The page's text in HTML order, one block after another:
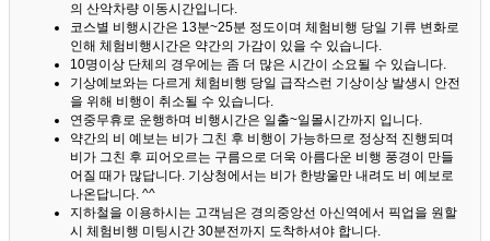
의 산악차량 이동시간입니다.
코스별 비행시간은 13분~25분 정도이며 체험비행 당일 기류 변화로
인해 체험비행시간은 약간의 가감이 있을 수 있습니다.
10명이상 단체의 경우에는 좀 더 많은 시간이 소요될 수 있습니다.
기상예보와는 다르게 체험비행 당일 급작스런 기상이상 발생시 안전
을 위해 비행이 취소될 수 있습니다.
연중무휴로 운행하며 비행시간은 일출~일몰시간까지 입니다.
약간의 비 예보는 비가 그친 후 비행이 가능하므로 정상적 진행되며
비가 그친 후 피어오르는 구름으로 더욱 아름다운 비행 풍경이 만들
어질 때가 많답니다. 기상청에서는 비가 한방울만 내려도 비 예보로
나온답니다. ^^
지하철을 이용하시는 고객님은 경의중앙선 아신역에서 픽업을 원할
시 체험비행 미팅시간 30분전까지 도착하셔야 합니다.